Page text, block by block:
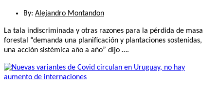
By: Alejandro Montandon
La tala indiscriminada y otras razones para la pérdida de masa
forestal “demanda una planificación y plantaciones sostenidas,
una acción sistémica año a año” dijo ….